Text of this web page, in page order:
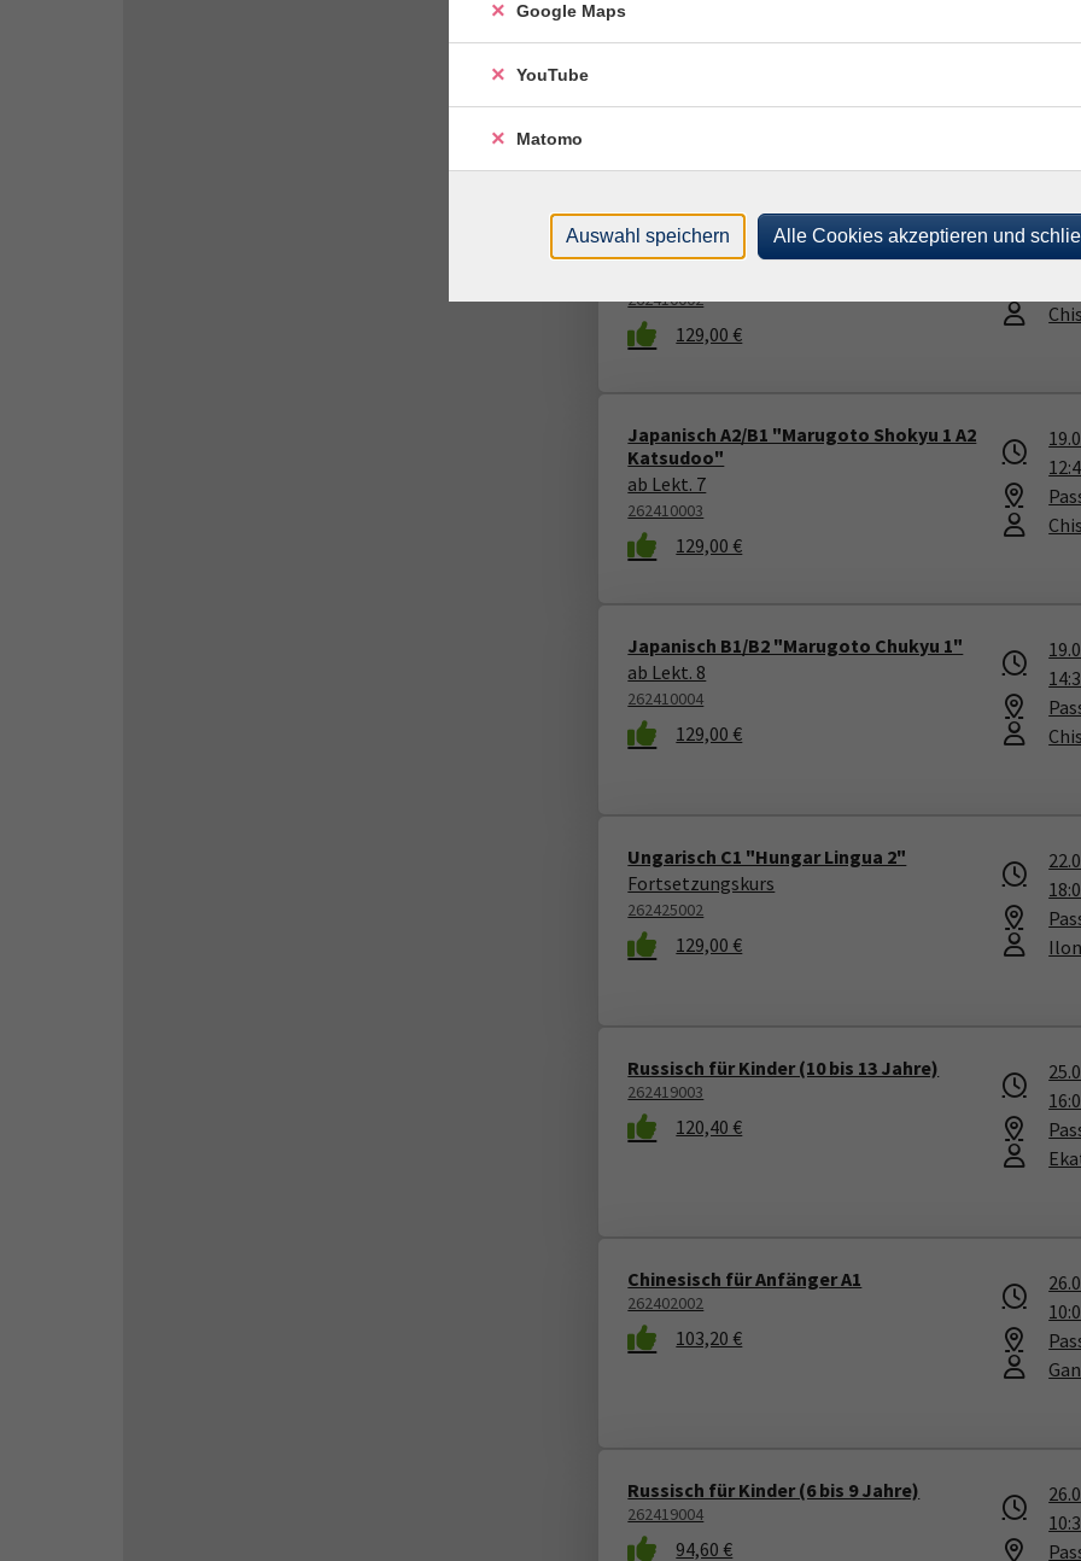
ab Lekt. 11
Japanisch A2 "Marugoto Shokyu 1 A2
Katsudoo"
262410002
129,00 €
Japanisch A2/B1 "Marugoto Shokyu 1 A2
Katsudoo"
ab Lekt. 7
262410003
129,00 €
Japanisch B1/B2 "Marugoto Chukyu 1"
ab Lekt. 8
262410004
129,00 €
Ungarisch C1 "Hungar Lingua 2"
Fortsetzungskurs
262425002
129,00 €
Russisch für Kinder (10 bis 13 Jahre)
262419003
120,40 €
Chinesisch für Anfänger A1
262402002
103,20 €
Russisch für Kinder (6 bis 9 Jahre)
262419004
94,60 €
Google Maps
YouTube
Matomo
Auswahl speichern Alle Cookies akzeptieren und